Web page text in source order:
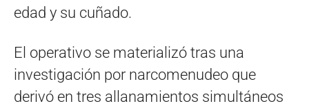
edad y su cuñado.
El operativo se materializó tras una
investigación por narcomenudeo que
derivó en tres allanamientos simultáneos